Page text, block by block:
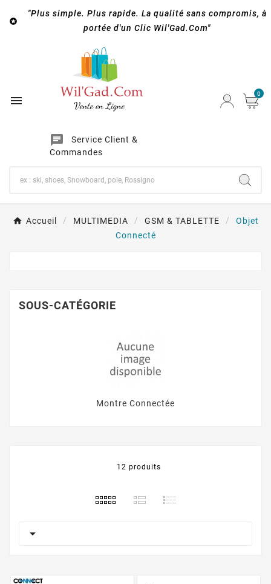

"Plus simple. Plus rapide. La qualité sans compromis, à
portée d'un Clic Wil'Gad.Com"

chat
Service Client &
Commandes
0
Accueil MULTIMEDIA GSM & TABLETTE
Objet
Connecté
SOUS-CATÉGORIE
Montre Connectée
12 produits
